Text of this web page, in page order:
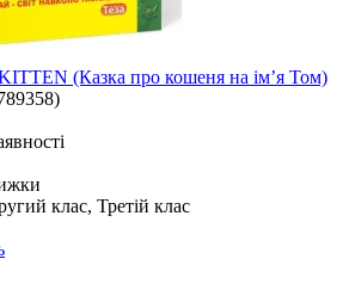
(Казка про кошеня на ім’я Том)
)
клас, Третій клас